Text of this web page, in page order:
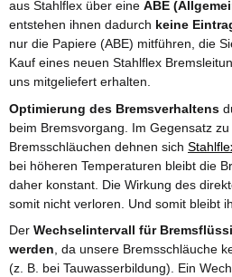
aus Stahlflex über eine ABE
entstehen ihnen dadurch keine
nur die Papiere (ABE) mitführen, die
Kauf eines neuen Stahlflex
uns mitgeliefert erhalten.
Optimierung des Bremsverhaltens
beim Bremsvorgang. Im Gegensatz
Bremsschläuchen dehnen sich
bei höheren Temperaturen bleibt die
daher konstant. Die Wirkung des
somit nicht verloren. Und somit bleibt
Der Wechselintervall für
werden, da unsere Bremsschläuche
(z. B. bei Tauwasserbildung). Ein